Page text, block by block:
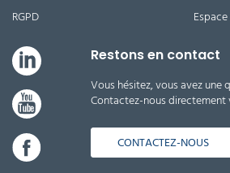
RGPD
Restons en contact
Vous hésitez, vous avez une
Contactez-nous directement
CONTACTEZ-NOUS